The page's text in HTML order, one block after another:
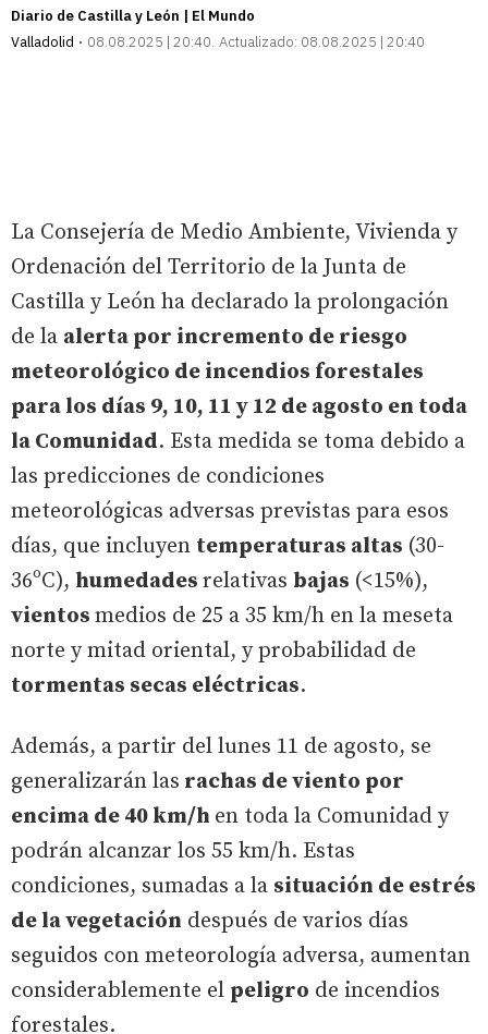
Diario de Castilla y León | El Mundo
Valladolid
08.08.2025 | 20:40 Actualizado: 08.08.2025 | 20:40
La Consejería de Medio Ambiente, Vivienda y
Ordenación del Territorio de la Junta de
Castilla y León ha declarado la prolongación
de la alerta por incremento de riesgo
meteorológico de incendios forestales
para los días 9, 10, 11 y 12 de agosto en toda
la Comunidad. Esta medida se toma debido a
las predicciones de condiciones
meteorológicas adversas previstas para esos
días, que incluyen temperaturas altas (30-
36ºC), humedades relativas bajas (<15%),
vientos medios de 25 a 35 km/h en la meseta
norte y mitad oriental, y probabilidad de
tormentas secas eléctricas.
Además, a partir del lunes 11 de agosto, se
generalizarán las rachas de viento por
encima de 40 km/h en toda la Comunidad y
podrán alcanzar los 55 km/h. Estas
condiciones, sumadas a la situación de estrés
de la vegetación después de varios días
seguidos con meteorología adversa, aumentan
considerablemente el peligro de incendios
forestales.